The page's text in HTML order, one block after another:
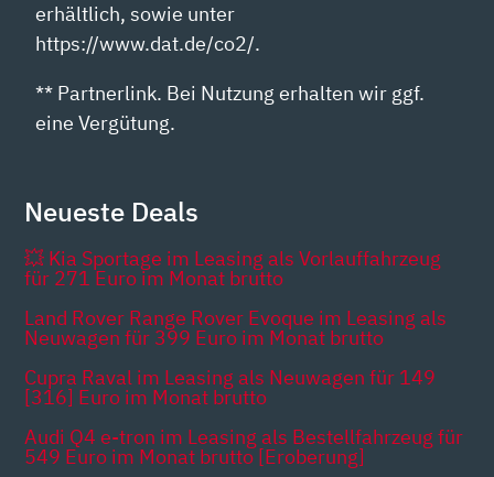
erhältlich, sowie unter
https://www.dat.de/co2/.
** Partnerlink. Bei Nutzung erhalten wir ggf.
eine Vergütung.
Neueste Deals
💥 Kia Sportage im Leasing als Vorlauffahrzeug
für 271 Euro im Monat brutto
Land Rover Range Rover Evoque im Leasing als
Neuwagen für 399 Euro im Monat brutto
Cupra Raval im Leasing als Neuwagen für 149
[316] Euro im Monat brutto
Audi Q4 e-tron im Leasing als Bestellfahrzeug für
549 Euro im Monat brutto [Eroberung]